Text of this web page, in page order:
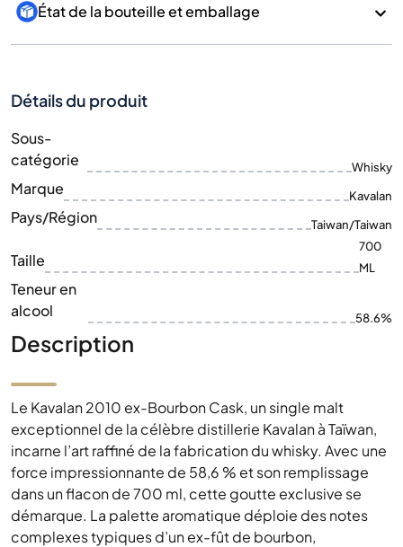
État de la bouteille et emballage
Détails du produit
Sous-
catégorie
Whisky
Marque Kavalan
Pays/Région Taiwan/Taiwan
Taille
700
ML
Teneur en
alcool
58.6%
Description
Le Kavalan 2010 ex-Bourbon Cask, un single malt
exceptionnel de la célèbre distillerie Kavalan à Taïwan,
incarne l’art raffiné de la fabrication du whisky. Avec une
force impressionnante de 58,6 % et son remplissage
dans un flacon de 700 ml, cette goutte exclusive se
démarque. La palette aromatique déploie des notes
complexes typiques d’un ex-fût de bourbon,